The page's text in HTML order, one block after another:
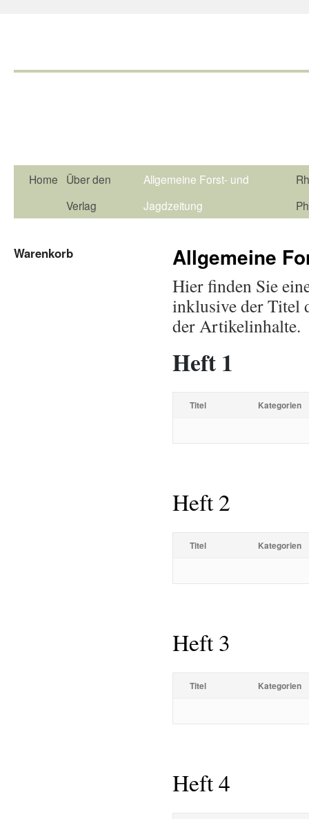
Home
Über den
Verlag
Allgemeine Forst- und
Jagdzeitung
Allgemeine
Hier finden Sie
inklusive der Titel
der Artikelinhalte.
Heft 1
Titel Kategorien
Heft 2
Titel Kategorien
Heft 3
Titel Kategorien
Heft 4
Warenkorb